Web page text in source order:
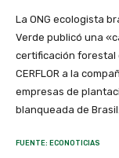
La ONG ecologista
Verde publicó una
certificación forestal
CERFLOR a la
empresas de
blanqueada de Brasil.
FUENTE: ECONOTICIAS